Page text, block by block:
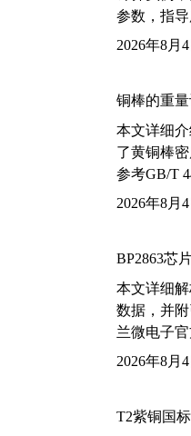
参数，指
2026年8月4
铜棒的重
本文详细
了黄铜棒
参考GB/T
2026年8月4
BP2863芯
本文详细
数据，并
兰微电子
2026年8月4
T2紫铜国